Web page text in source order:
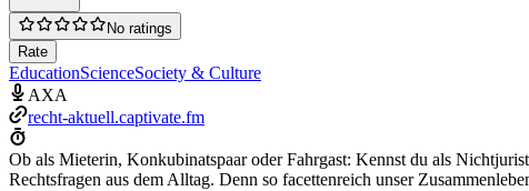
No ratings
Rate
EducationScienceSociety & Culture
AXA
recht-aktuell.captivate.fm
Ob als Mieterin, Konkubinatspaar oder Fahrgast: Kennst du als
Rechtsfragen aus dem Alltag. Denn so facettenreich unser